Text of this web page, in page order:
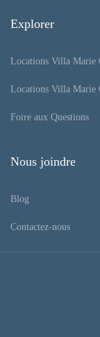
Explorer
Locations Villa Marie
Locations Villa Marie
Foire aux Questions
Nous joindre
Blog
Contactez-nous